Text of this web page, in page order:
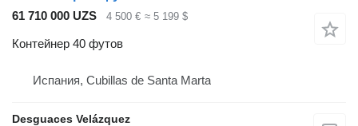
61 710 000 UZS
4 500 € ≈ 5 199 $
Контейнер 40 футов
Испания, Cubillas de Santa Marta
Desguaces Velázquez